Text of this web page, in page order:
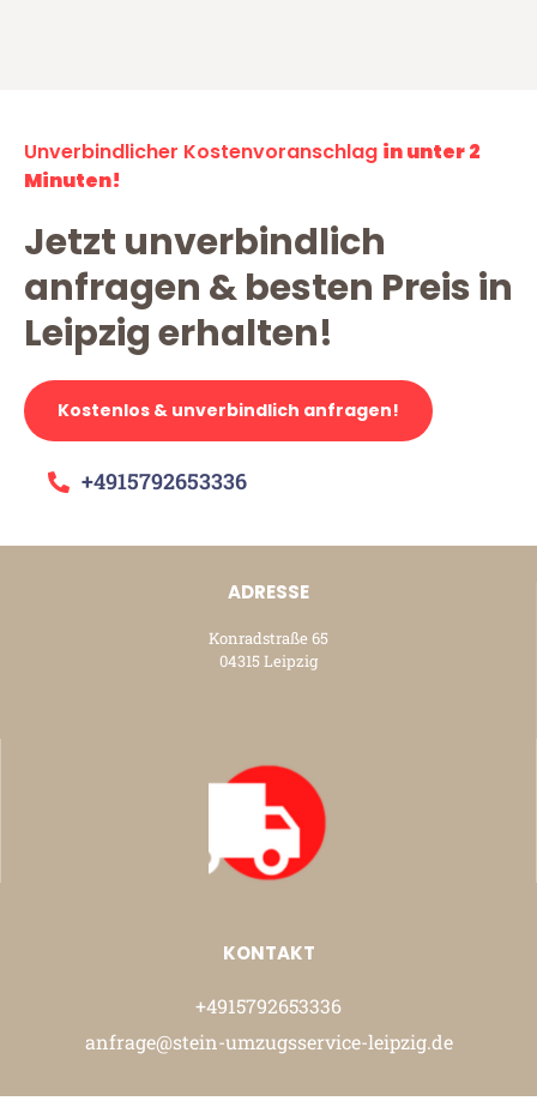
Unverbindlicher Kostenvoranschlag in unter 2
Minuten!
Jetzt unverbindlich
anfragen & besten Preis in
Leipzig erhalten!
Kostenlos & unverbindlich anfragen!
+4915792653336
ADRESSE
Konradstraße 65
04315 Leipzig
KONTAKT
+4915792653336
anfrage@stein-umzugsservice-leipzig.de